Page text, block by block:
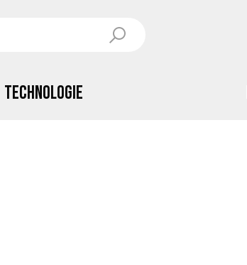
Technologie